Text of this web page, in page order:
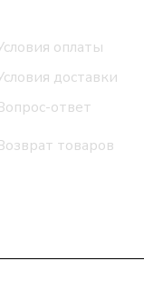
оплаты
доставки
ответ
товаров